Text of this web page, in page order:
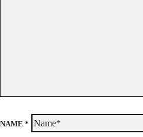
NAME *